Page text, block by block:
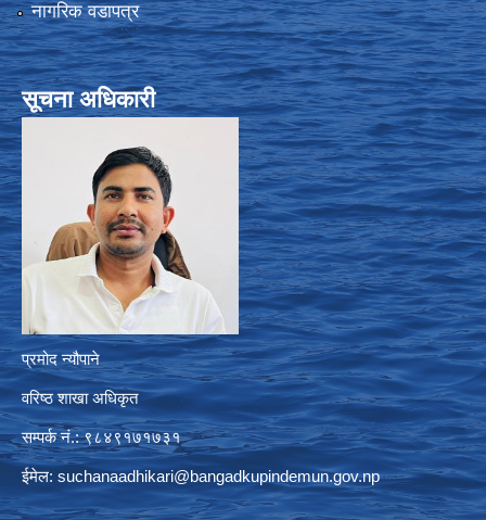
नागरिक वडापत्र
सूचना अधिकारी
प्रमोद न्यौपाने
वरिष्ठ शाखा अधिकृत
सम्पर्क नं.: ९८४९१७१७३१
ईमेल: suchanaadhikari@bangadkupindemun.gov.np